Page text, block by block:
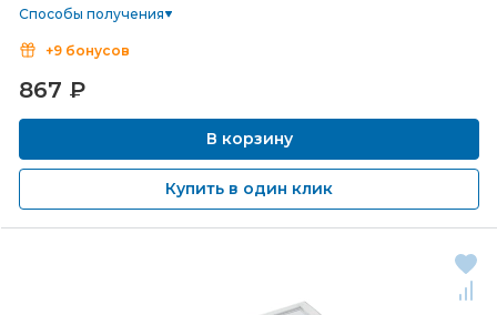
Способы получения
+9 бонусов
867 ₽
В корзину
Купить в один клик